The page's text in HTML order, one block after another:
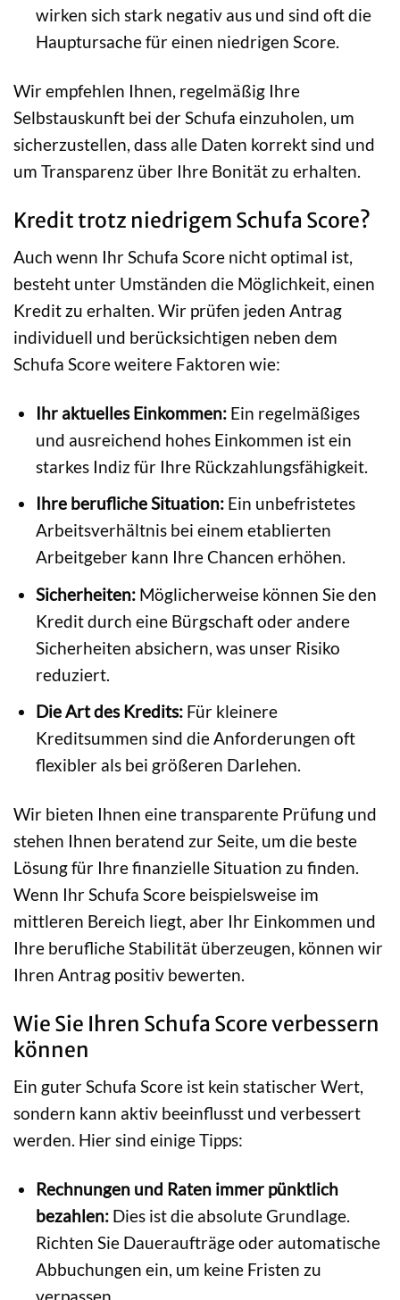
wirken sich stark negativ aus und sind oft die
Hauptursache für einen niedrigen Score.
Wir empfehlen Ihnen, regelmäßig Ihre
Selbstauskunft bei der Schufa einzuholen, um
sicherzustellen, dass alle Daten korrekt sind und
um Transparenz über Ihre Bonität zu erhalten.
Kredit trotz niedrigem Schufa Score?
Auch wenn Ihr Schufa Score nicht optimal ist,
besteht unter Umständen die Möglichkeit, einen
Kredit zu erhalten. Wir prüfen jeden Antrag
individuell und berücksichtigen neben dem
Schufa Score weitere Faktoren wie:
Ihr aktuelles Einkommen:Ein regelmäßiges
und ausreichend hohes Einkommen ist ein
starkes Indiz für Ihre Rückzahlungsfähigkeit.
Ihre berufliche Situation:Ein unbefristetes
Arbeitsverhältnis bei einem etablierten
Arbeitgeber kann Ihre Chancen erhöhen.
Sicherheiten:Möglicherweise können Sie den
Kredit durch eine Bürgschaft oder andere
Sicherheiten absichern, was unser Risiko
reduziert.
Die Art des Kredits:Für kleinere
Kreditsummen sind die Anforderungen oft
flexibler als bei größeren Darlehen.
Wir bieten Ihnen eine transparente Prüfung und
stehen Ihnen beratend zur Seite, um die beste
Lösung für Ihre finanzielle Situation zu finden.
Wenn Ihr Schufa Score beispielsweise im
mittleren Bereich liegt, aber Ihr Einkommen und
Ihre berufliche Stabilität überzeugen, können wir
Ihren Antrag positiv bewerten.
Wie Sie Ihren Schufa Score verbessern
können
Ein guter Schufa Score ist kein statischer Wert,
sondern kann aktiv beeinflusst und verbessert
werden. Hier sind einige Tipps:
Rechnungen und Raten immer pünktlich
bezahlen:Dies ist die absolute Grundlage.
Richten Sie Daueraufträge oder automatische
Abbuchungen ein, um keine Fristen zu
verpassen.